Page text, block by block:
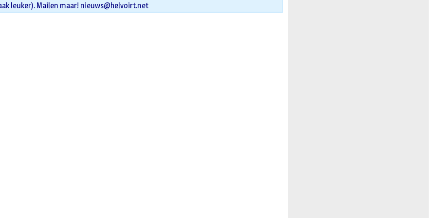
leuker). Mailen maar! nieuws@helvoirt.net